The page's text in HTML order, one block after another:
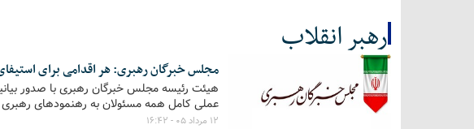
رهبر انقلاب
کل اخبار:190 مجلس خبرگان رهبری: هر اقدامی برای
هیئت رئیسه مجلس خبرگان رهبری با صدور
عملی کامل همه مسئولان به رهنمودهای رهبری
۱۲ مرداد ۰۵ - ۱۶:۴۲